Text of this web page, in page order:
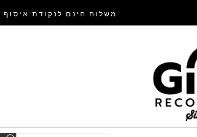
משלוח חינם לנקודת איסוף